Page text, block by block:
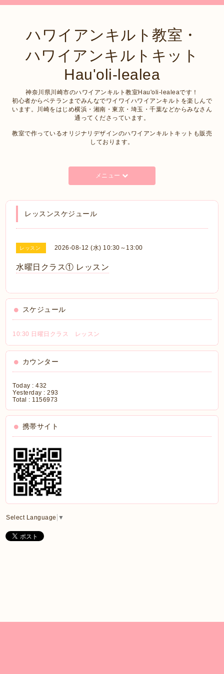
ハワイアンキルト教室・
ハワイアンキルトキット
Hau'oli-lealea
神奈川県川崎市のハワイアンキルト教室Hau'oli-lealeaです！
初心者からベテランまでみんなでワイワイハワイアンキルトを楽しんで
います。川崎をはじめ横浜・湘南・東京・埼玉・千葉などからみなさん
通ってくださっています。
教室で作っているオリジナリデザインのハワイアンキルトキットも販売
しております。
メニュー
レッスンスケジュール
レッスン 2026-08-12 (水) 10:30～13:00
水曜日クラス① レッスン
スケジュール
10:30 日曜日クラス レッスン
カウンター
Today :432
Yesterday :293
Total : 1156973
携帯サイト
Select Language ▼